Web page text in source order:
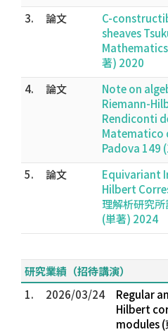
3.
論文
C-
sheaves
著) 2020
4.
論文
Note on
Riemann-
Rendiconti
Matematico
Padova 149
5.
論文
Equivariant
Hilbert
理解析研究
(単著) 2024
研究業績（招待講演）
1.
2026/03/24
Regular
Hilbert
modules (